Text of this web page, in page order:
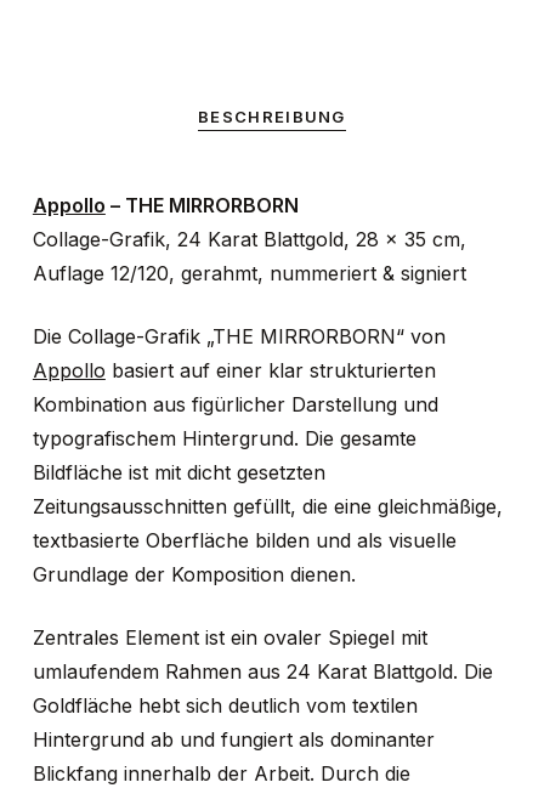
Es befinden sich
keine Produkte im
Warenkorb.
GO TO SHOP
BESCHREIBUNG
Appollo – THE MIRRORBORN
Collage-Grafik, 24 Karat Blattgold, 28 × 35 cm,
Auflage 12/120, gerahmt, nummeriert & signiert
Die Collage-Grafik „THE MIRRORBORN“ von
Appollo basiert auf einer klar strukturierten
Kombination aus figürlicher Darstellung und
typografischem Hintergrund. Die gesamte
Bildfläche ist mit dicht gesetzten
Zeitungsausschnitten gefüllt, die eine gleichmäßige,
textbasierte Oberfläche bilden und als visuelle
Grundlage der Komposition dienen.
Zentrales Element ist ein ovaler Spiegel mit
umlaufendem Rahmen aus 24 Karat Blattgold. Die
Goldfläche hebt sich deutlich vom textilen
Hintergrund ab und fungiert als dominanter
Blickfang innerhalb der Arbeit. Durch die